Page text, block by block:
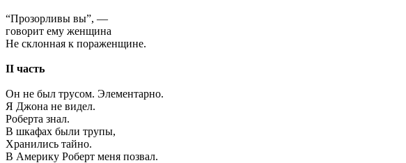
“Прозорливы вы”, —
говорит ему женщина
Не склонная к пораженщине.
II часть
Он не был трусом. Элементарно.
Я Джона не видел.
Роберта знал.
В шкафах были трупы,
Хранились тайно.
В Америку Роберт меня позвал.